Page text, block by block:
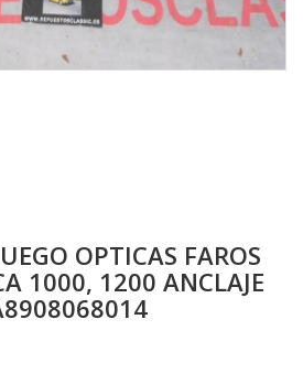
OPTICAS FAROS
1000, 1200 ANCLAJE